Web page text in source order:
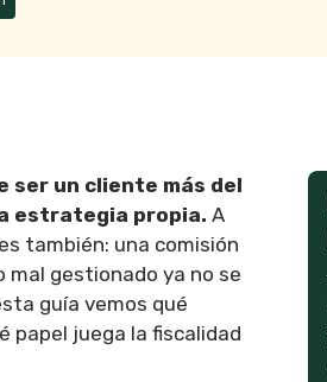
ser un cliente más del
estrategia propia. A
también: una comisión
mal gestionado ya no se
guía vemos qué
papel juega la fiscalidad